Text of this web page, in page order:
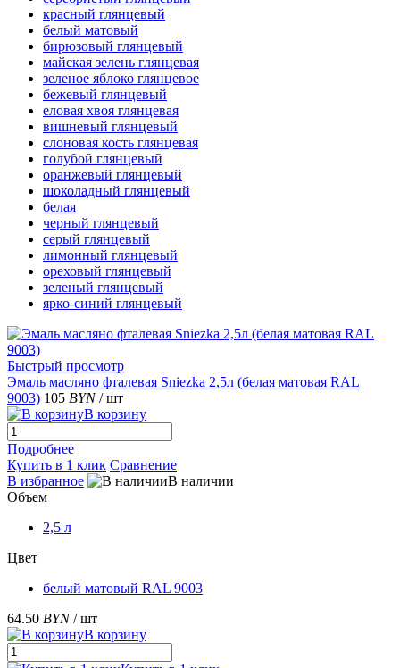
красный глянцевый
белый матовый
бирюзовый глянцевый
майская зелень глянцевая
зеленое яблоко глянцевое
бежевый глянцевый
еловая хвоя глянцевая
вишневый глянцевый
слоновая кость глянцевая
голубой глянцевый
оранжевый глянцевый
шоколадный глянцевый
белая
черный глянцевый
серый глянцевый
лимонный глянцевый
ореховый глянцевый
зеленый глянцевый
ярко-синий глянцевый
Быстрый просмотр
Эмаль масляно фталевая Sniezka 2,5л (белая матовая RAL
9003) 105 BYN / шт
В корзину
Подробнее
Купить в 1 клик Сравнение
В избранное
В наличии
Объем
2,5 л
Цвет
белый матовый RAL 9003
64.50 BYN / шт
В корзину